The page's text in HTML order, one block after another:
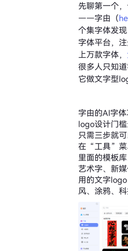
先聊第一个
——字由（
个集字体发
字体平台，
上万款字体，
很多人只知
它做文字型
字由的AI字
logo设计门
只需三步就
在“工具”菜
里面的模板
艺术字、新
用的文字
风、涂鸦、